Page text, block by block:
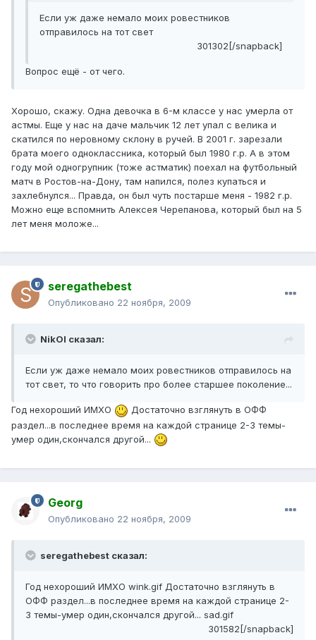
Если уж даже немало моих ровестников
отправилось на тот свет
301302[/snapback]
Вопрос ещё - от чего.
Хорошо, скажу. Одна девочка в 6-м классе у нас умерла от
астмы. Еще у нас на даче мальчик 12 лет упал с велика и
скатился по неровному склону в ручей. В 2001 г. зарезали
брата моего одноклассника, который был 1980 г.р. А в этом
году мой одногрупник (тоже астматик) поехал на футбольный
матч в Ростов-на-Дону, там напился, полез купаться и
захлебнулся... Правда, он был чуть постарше меня - 1982 г.р.
Можно еще вспомнить Алексея Черепанова, который был на 5
лет меня моложе...
seregathebest
Опубликовано 22 ноября, 2009
NikOl сказал:
Если уж даже немало моих ровестников отправилось на
тот свет, то что говорить про более старшее поколение...
Год нехороший ИМХО
Достаточно взглянуть в ОФФ
раздел...в последнее время на каждой странице 2-3 темы-
умер один,скончался другой...
Georg
Опубликовано 22 ноября, 2009
seregathebest сказал:
Год нехороший ИМХО wink.gif Достаточно взглянуть в
ОФФ раздел...в последнее время на каждой странице 2-
3 темы-умер один,скончался другой... sad.gif
301582[/snapback]